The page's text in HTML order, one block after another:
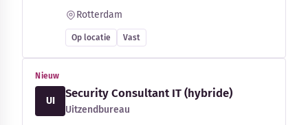
Rotterdam
Op locatie Vast
Nieuw
UI
Security Consultant IT (hybride)
Uitzendbureau